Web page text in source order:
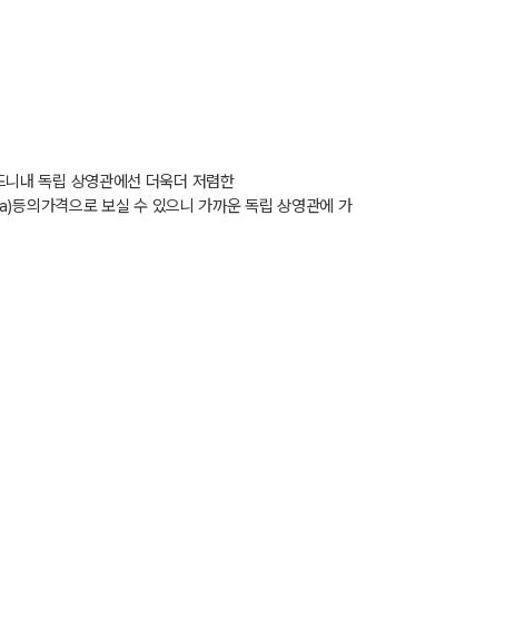
니내 독립 상영관에선 더욱더 저렴한
등의가격으로 보실 수 있으니 가까운 독립 상영관에 가